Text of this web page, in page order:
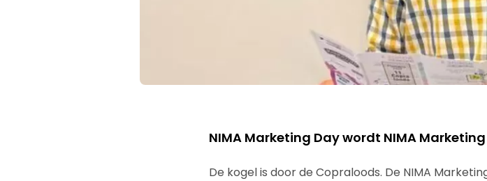
NIMA Marketing Day wordt NIMA Marketing
De kogel is door de Copraloods. De NIMA